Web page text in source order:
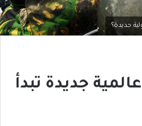
جديدة؟
جديدة تبدأ